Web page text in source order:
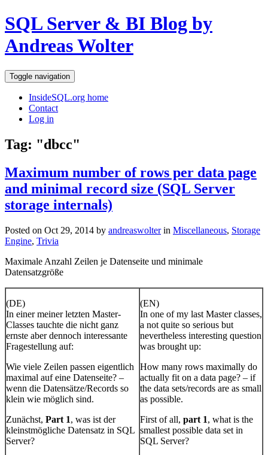
SQL Server & BI Blog by
Andreas Wolter
Toggle navigation
InsideSQL.org home
Contact
Log in
Tag: "dbcc"
Maximum number of rows per data page
and minimal record size (SQL Server
storage internals)
Posted on Oct 29, 2014 by andreaswolterin Miscellaneous, Storage
Engine, Trivia
Maximale Anzahl Zeilen je Datenseite und minimale
Datensatzgröße
(DE)
In einer meiner letzten Master-
Classes tauchte die nicht ganz
ernste aber dennoch interessante
Fragestellung auf:
Wie viele Zeilen passen eigentlich
maximal auf eine Datenseite? –
wenn die Datensätze/Records so
klein wie möglich sind.
Zunächst, Part 1, was ist der
kleinstmögliche Datensatz in SQL
Server?
(EN)
In one of my last Master classes,
a not quite so serious but
nevertheless interesting question
was brought up:
How many rows maximally do
actually fit on a data page? – if
the data sets/records are as small
as possible.
First of all, part 1, what is the
smallest possible data set in
SQL Server?